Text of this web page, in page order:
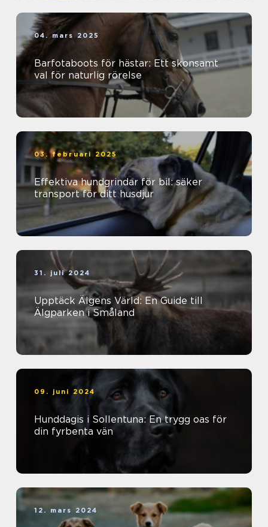
04. mars 2025
Barfotaboots för hästar: Ett skonsamt
val för naturlig rörelse
03. februari 2025
Effektiva hundgrindar för bil: säker
transport för ditt husdjur
31. juli 2024
Upptäck Älgens Värld: En Guide till
Älgparken i Småland
09. juni 2024
Hunddagis i Sollentuna: En trygg oas för
din fyrbenta vän
12. mars 2024